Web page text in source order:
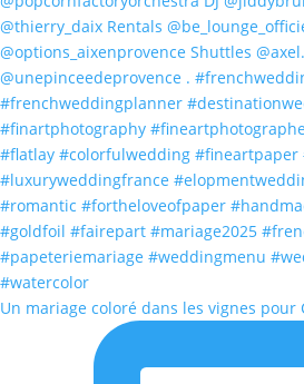
Un mariage coloré dans les vignes pour